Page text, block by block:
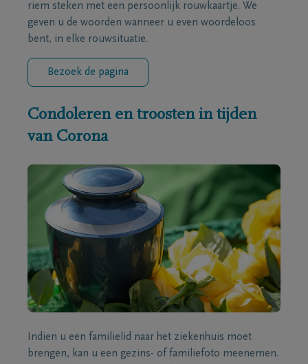
riem steken met een persoonlijk rouwkaartje. We
geven u de woorden wanneer u even woordeloos
bent, in elke rouwsituatie.
Bezoek de pagina
Condoleren en troosten in tijden
van Corona
Indien u een familielid naar het ziekenhuis moet
brengen, kan u een gezins- of familiefoto meenemen.